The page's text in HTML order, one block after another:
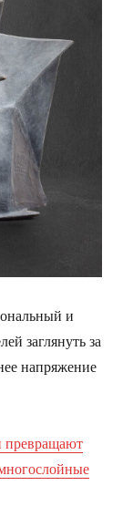
и
заглянуть за
напряжение
превращают